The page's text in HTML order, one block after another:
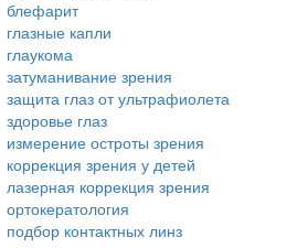
блефарит
глазные капли
глаукома
затуманивание зрения
защита глаз от ультрафиолета
здоровье глаз
измерение остроты зрения
коррекция зрения у детей
лазерная коррекция зрения
ортокератология
подбор контактных линз